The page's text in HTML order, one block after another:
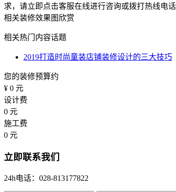
求，请立即点击客服在线进行咨询或拨打热线电话
相关装修效果图欣赏
相关热门内容话题
2019打造时尚童装店铺装修设计的三大技巧
您的装修预算约
¥ 0 元
设计费
0 元
施工费
0 元
立即联系我们
24h电话：028-813177822